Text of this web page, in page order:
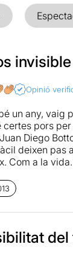
Opinió
un any, vaig
certes pors
Diego
deixen pas
Com a la
l’impactant
i
per
del